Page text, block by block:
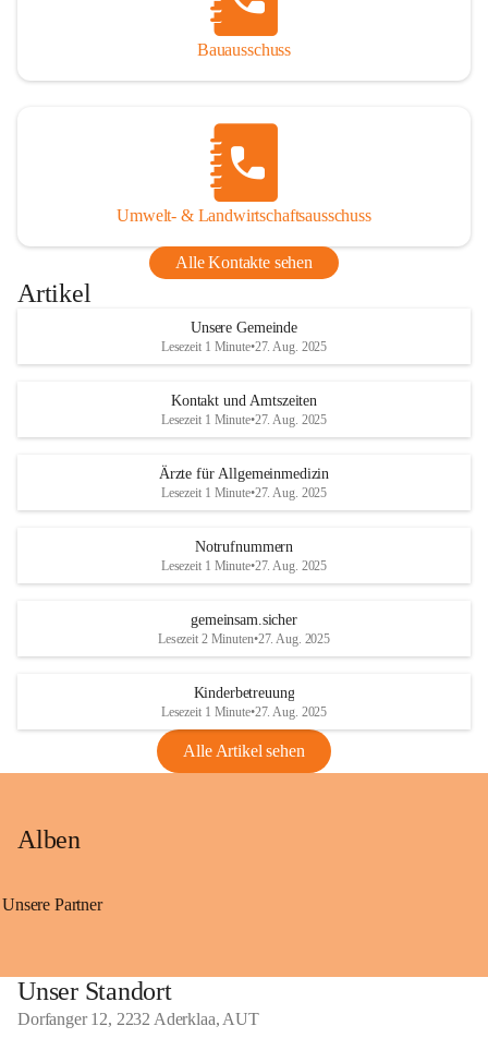
Bauausschuss
Umwelt- & Landwirtschaftsausschuss
Alle Kontakte sehen
Artikel
Unsere Gemeinde
Lesezeit 1 Minute•27. Aug. 2025
Kontakt und Amtszeiten
Lesezeit 1 Minute•27. Aug. 2025
Ärzte für Allgemeinmedizin
Lesezeit 1 Minute•27. Aug. 2025
Notrufnummern
Lesezeit 1 Minute•27. Aug. 2025
gemeinsam.sicher
Lesezeit 2 Minuten•27. Aug. 2025
Kinderbetreuung
Lesezeit 1 Minute•27. Aug. 2025
Alle Artikel sehen
Alben
Unsere Partner
Unser Standort
Dorfanger 12, 2232 Aderklaa, AUT